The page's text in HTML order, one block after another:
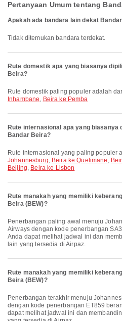
Pertanyaan Umum tentang
Apakah ada bandara lain dekat
Tidak ditemukan bandara terdekat.
Rute domestik apa yang biasanya
Beira?
Rute domestik paling populer adalah
Inhambane, Beira ke Pemba
Rute internasional apa yang
Bandar Beira?
Rute internasional yang paling populer
Johannesburg, Beira ke Quelimane ,
Beijing, Beira ke Lisbon
Rute manakah yang memiliki
Beira (BEW)?
Penerbangan paling awal menuju Johannesburg dengan South African
Airways dengan kode penerbangan
Anda dapat melihat jadwal ini dan
lain yang tersedia di Airpaz.
Rute manakah yang memiliki
Beira (BEW)?
Penerbangan terakhir menuju Johannesburg dengan Ethiopian Airlines
dengan kode penerbangan ET859
dapat melihat jadwal ini dan